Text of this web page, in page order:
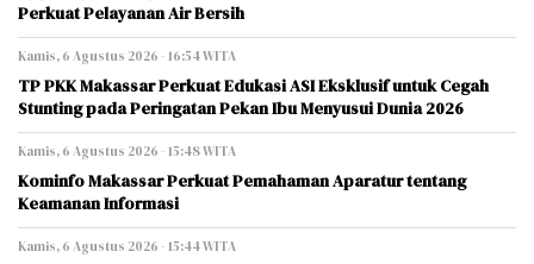
Perkuat Pelayanan Air Bersih
Kamis, 6 Agustus 2026 - 16:54 WITA
TP PKK Makassar Perkuat Edukasi ASI Eksklusif untuk Cegah
Stunting pada Peringatan Pekan Ibu Menyusui Dunia 2026
Kamis, 6 Agustus 2026 - 15:48 WITA
Kominfo Makassar Perkuat Pemahaman Aparatur tentang
Keamanan Informasi
Kamis, 6 Agustus 2026 - 15:44 WITA